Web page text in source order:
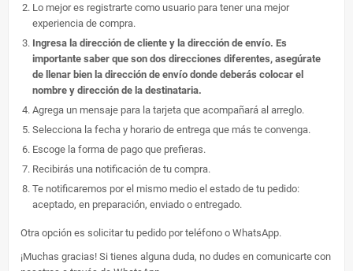
Lo mejor es registrarte como usuario para tener una mejor
experiencia de compra.
Ingresa la dirección de cliente y la dirección de envío. Es
importante saber que son dos direcciones diferentes, asegúrate
de llenar bien la dirección de envío donde deberás colocar el
nombre y dirección de la destinataria.
Agrega un mensaje para la tarjeta que acompañará al arreglo.
Selecciona la fecha y horario de entrega que más te convenga.
Escoge la forma de pago que prefieras.
Recibirás una notificación de tu compra.
Te notificaremos por el mismo medio el estado de tu pedido:
aceptado, en preparación, enviado o entregado.
Otra opción es solicitar tu pedido por teléfono o WhatsApp.
¡Muchas gracias! Si tienes alguna duda, no dudes en comunicarte con